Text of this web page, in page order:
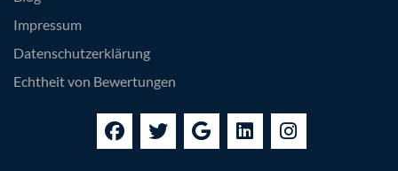
Impressum
Datenschutzerklärung
Echtheit von Bewertungen